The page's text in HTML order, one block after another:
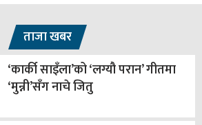
ताजा खबर
‘कार्की साइँला’को ‘लग्यौ परान’ गीतमा
‘मुन्नी’सँग नाचे जितु